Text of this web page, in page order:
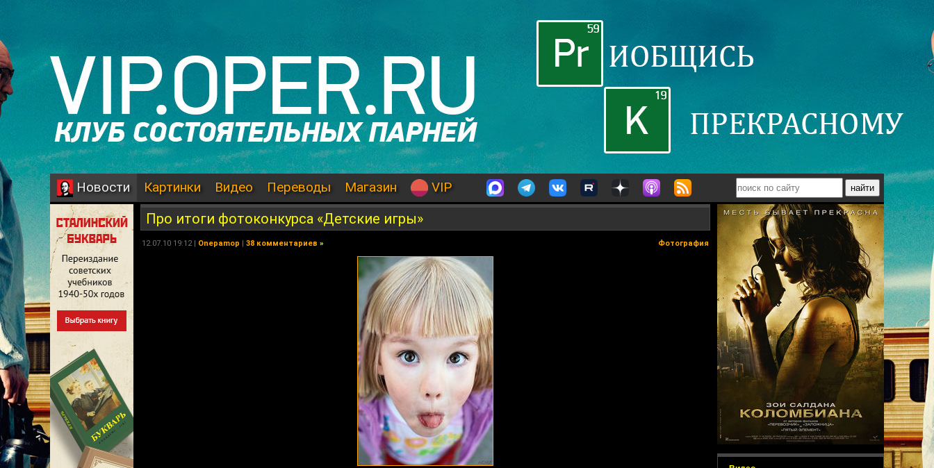
Новости Картинки Видео Переводы Магазин VIP
Про итоги фотоконкурса «Детские игры»
12.07.10 19:12 | Onepamop | 38 комментариев » Фотография